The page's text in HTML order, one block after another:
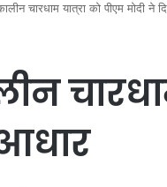
चारधाम यात्रा को पीएम मोदी ने